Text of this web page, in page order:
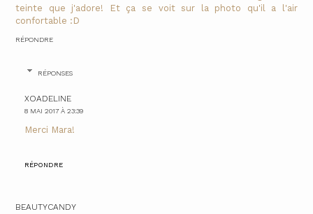
teinte que j'adore! Et ça se voit sur la photo qu'il a l'air
confortable :D
RÉPONDRE
RÉPONSES
XOADELINE
8 MAI 2017 À 23:39
Merci Mara!
RÉPONDRE
BEAUTYCANDY